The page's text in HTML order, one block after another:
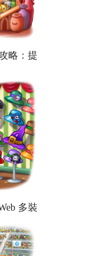
略：提
多裝
平台